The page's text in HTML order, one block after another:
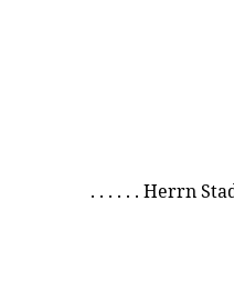
. . . . . . Herrn